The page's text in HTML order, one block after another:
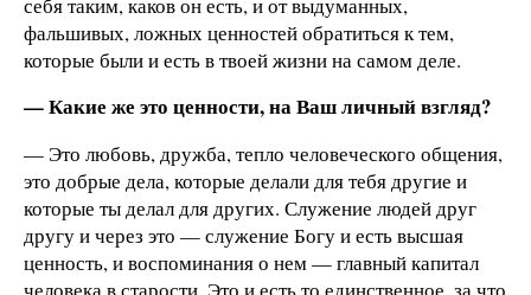
фальшивых, ложных ценностей обратиться к тем,
которые были и есть в твоей жизни на самом деле.
— Какие же это ценности, на Ваш личный взгляд?
— Это любовь, дружба, тепло человеческого общения,
это добрые дела, которые делали для тебя другие и
которые ты делал для других. Служение людей друг
другу и через это — служение Богу и есть высшая
ценность, и воспоминания о нем — главный капитал